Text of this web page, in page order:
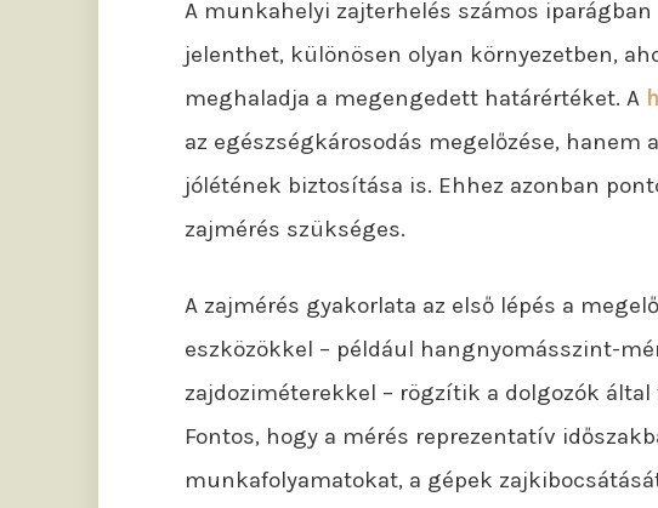
A munkahelyi zajterhelés számos
jelenthet, különösen olyan környezetben,
meghaladja a megengedett határértéket. A
az egészségkárosodás megelőzése,
jólétének biztosítása is. Ehhez azonban
zajmérés szükséges.
A zajmérés gyakorlata az első lépés a
eszközökkel – például hangnyomásszint-
zajdoziméterekkel – rögzítik a dolgozók
Fontos, hogy a mérés reprezentatív
munkafolyamatokat, a gépek